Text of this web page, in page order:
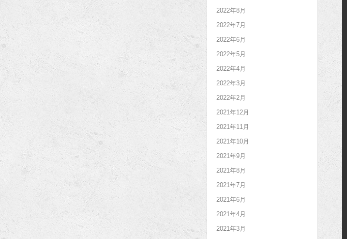
2022年8月
2022年7月
2022年6月
2022年5月
2022年4月
2022年3月
2022年2月
2021年12月
2021年11月
2021年10月
2021年9月
2021年8月
2021年7月
2021年6月
2021年4月
2021年3月